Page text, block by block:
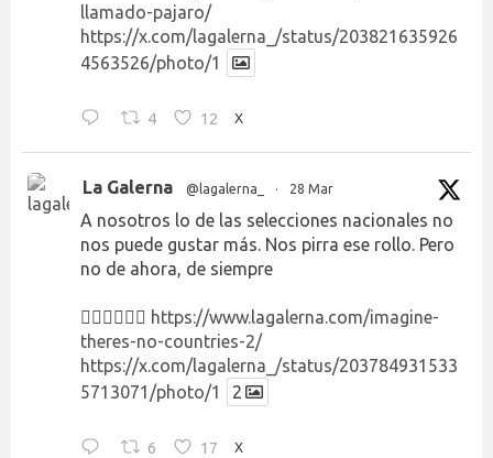
llamado-pajaro/
https://x.com/lagalerna_/status/203821635926
4563526/photo/1
4 12 X
La Galerna @lagalerna_ · 28 Mar
A nosotros lo de las selecciones nacionales no
nos puede gustar más. Nos pirra ese rollo. Pero
no de ahora, de siempre
👉🏻👉🏻👉🏻 https://www.lagalerna.com/imagine-
theres-no-countries-2/
https://x.com/lagalerna_/status/203784931533
5713071/photo/1
2
6 17 X